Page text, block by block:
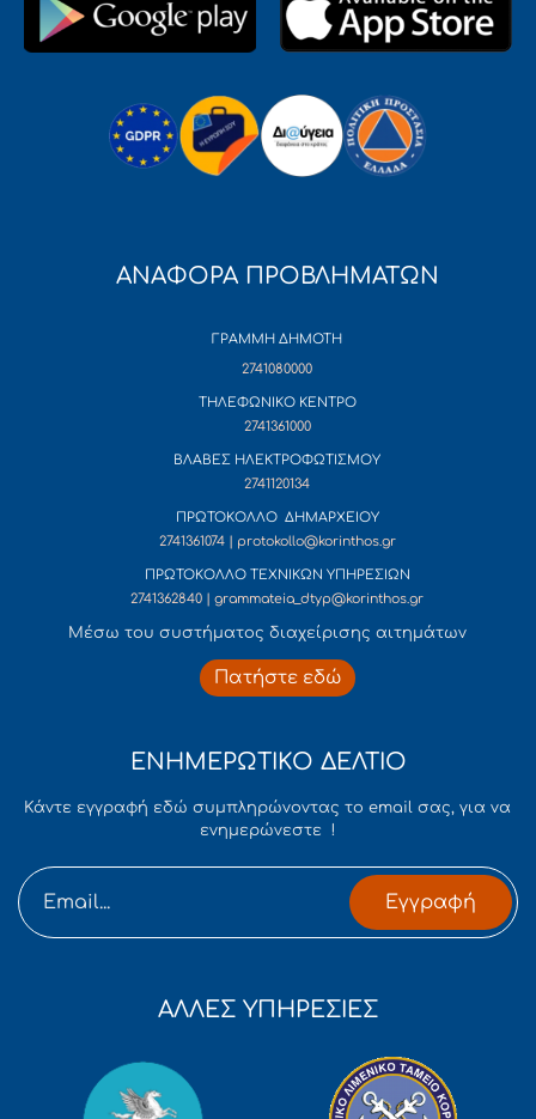
ΑΝΑΦΟΡΑ ΠΡΟΒΛΗΜΑΤΩΝ
ΓΡΑΜΜΗ ΔΗΜΟΤΗ
2741080000
ΤΗΛΕΦΩΝΙΚΟ ΚΕΝΤΡΟ
2741361000
ΒΛΑΒΕΣ ΗΛΕΚΤΡΟΦΩΤΙΣΜΟΥ
2741120134
ΠΡΩΤΟΚΟΛΛΟ ΔΗΜΑΡΧΕΙΟΥ
2741361074 | protokollo@korinthos.gr
ΠΡΩΤΟΚΟΛΛΟ ΤΕΧΝΙΚΩΝ ΥΠΗΡΕΣΙΩΝ
2741362840 | grammateia_dtyp@korinthos.gr
Mέσω του συστήματος διαχείρισης αιτημάτων
Πατήστε εδώ
ΕΝΗΜΕΡΩΤΙΚΟ ΔΕΛΤΙΟ
Κάντε εγγραφή εδώ συμπληρώνοντας το email σας, για να
ενημερώνεστε !
Εγγραφή
ΑΛΛΕΣ ΥΠΗΡΕΣΙΕΣ